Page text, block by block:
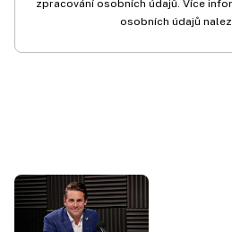
zpracování osobních údajů. Více
osobních údajů